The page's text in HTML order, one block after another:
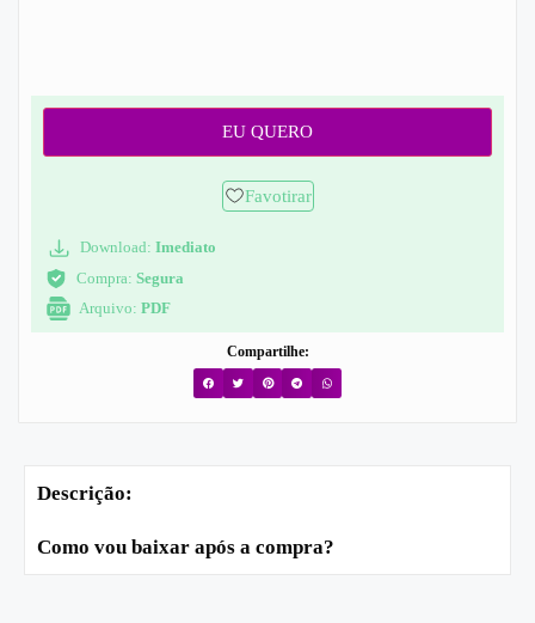
EU QUERO
Favotirar
Download: Imediato
Compra: Segura
Arquivo: PDF
Compartilhe:
Descrição:
Como vou baixar após a compra?